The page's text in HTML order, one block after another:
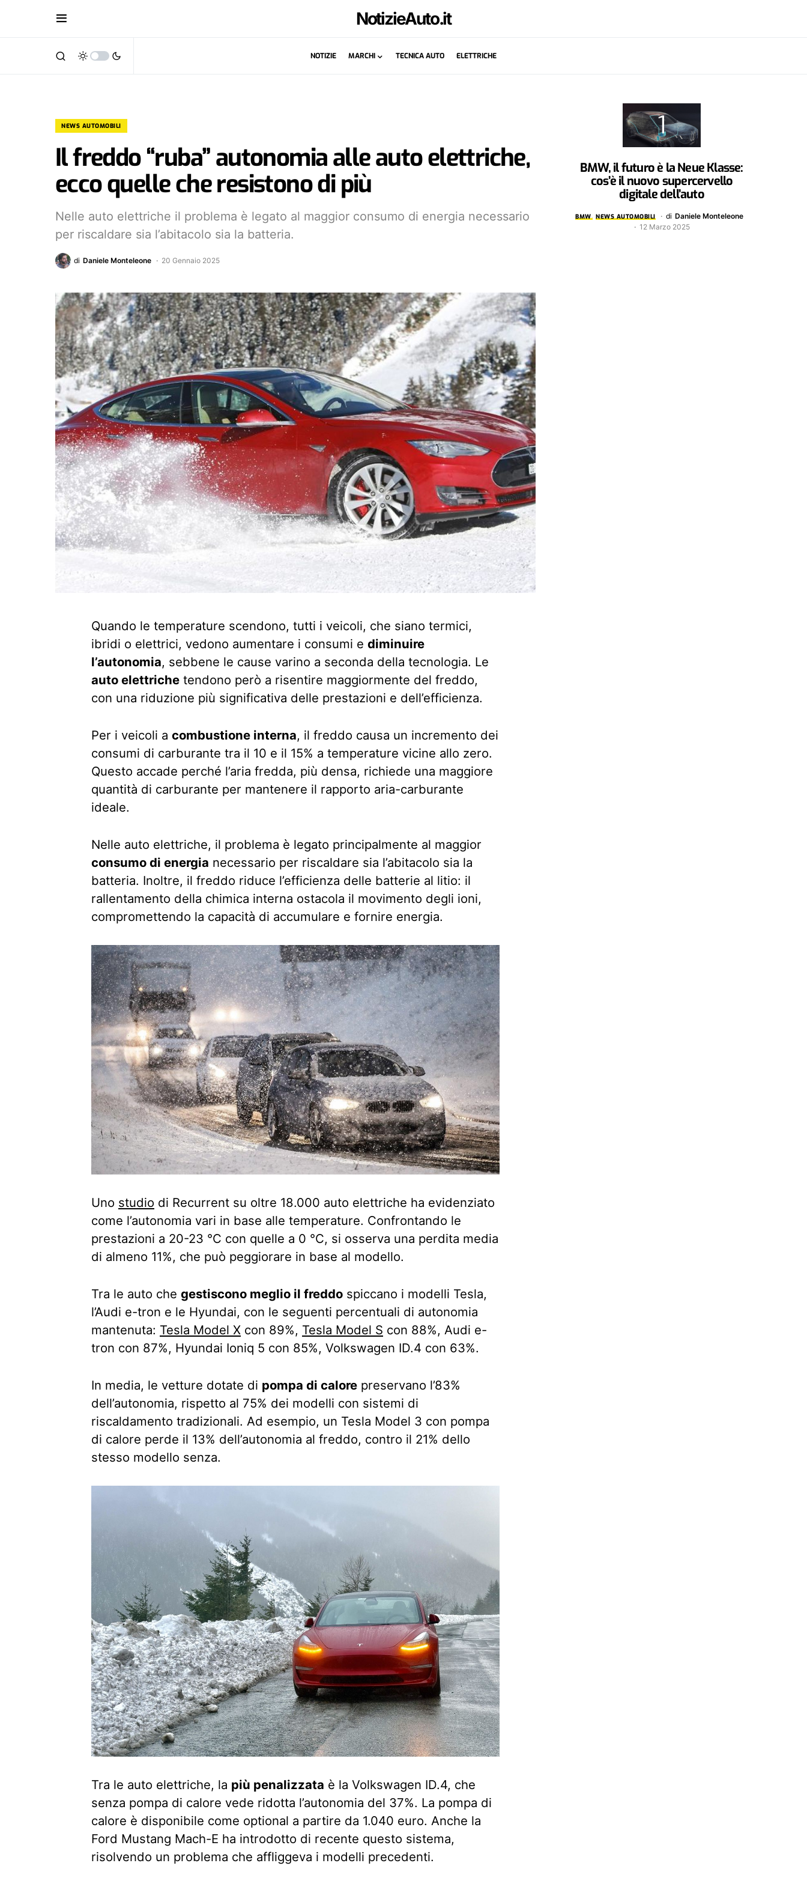
NotizieAuto.it
NOTIZIE MARCHI TECNICA AUTO ELETTRICHE
NEWS AUTOMOBILI
Il freddo “ruba” autonomia alle auto elettriche,
ecco quelle che resistono di più
Nelle auto elettriche il problema è legato al maggior consumo di energia necessario
per riscaldare sia l’abitacolo sia la batteria.
di Daniele Monteleone 20 Gennaio 2025
Quando le temperature scendono, tutti i veicoli, che siano termici,
ibridi o elettrici, vedono aumentare i consumi e diminuire
l’autonomia, sebbene le cause varino a seconda della tecnologia. Le
auto elettriche tendono però a risentire maggiormente del freddo,
con una riduzione più significativa delle prestazioni e dell’efficienza.
Per i veicoli a combustione interna, il freddo causa un incremento dei
consumi di carburante tra il 10 e il 15% a temperature vicine allo zero.
Questo accade perché l’aria fredda, più densa, richiede una maggiore
quantità di carburante per mantenere il rapporto aria-carburante
ideale.
Nelle auto elettriche, il problema è legato principalmente al maggior
consumo di energia necessario per riscaldare sia l’abitacolo sia la
batteria. Inoltre, il freddo riduce l’efficienza delle batterie al litio: il
rallentamento della chimica interna ostacola il movimento degli ioni,
compromettendo la capacità di accumulare e fornire energia.
Uno studio di Recurrent su oltre 18.000 auto elettriche ha evidenziato
come l’autonomia vari in base alle temperature. Confrontando le
prestazioni a 20-23 °C con quelle a 0 °C, si osserva una perdita media
di almeno 11%, che può peggiorare in base al modello.
Tra le auto che gestiscono meglio il freddo spiccano i modelli Tesla,
l’Audi e-tron e le Hyundai, con le seguenti percentuali di autonomia
mantenuta: Tesla Model X con 89%, Tesla Model S con 88%, Audi e-
tron con 87%, Hyundai Ioniq 5 con 85%, Volkswagen ID.4 con 63%.
In media, le vetture dotate di pompa di calore preservano l’83%
dell’autonomia, rispetto al 75% dei modelli con sistemi di
riscaldamento tradizionali. Ad esempio, un Tesla Model 3 con pompa
di calore perde il 13% dell’autonomia al freddo, contro il 21% dello
stesso modello senza.
Tra le auto elettriche, la più penalizzata è la Volkswagen ID.4, che
senza pompa di calore vede ridotta l’autonomia del 37%. La pompa di
calore è disponibile come optional a partire da 1.040 euro. Anche la
Ford Mustang Mach-E ha introdotto di recente questo sistema,
risolvendo un problema che affliggeva i modelli precedenti.
BMW, il futuro è la Neue Klasse:
cos’è il nuovo supercervello
digitale dell’auto
BMW NEWS AUTOMOBILI di Daniele Monteleone
12 Marzo 2025